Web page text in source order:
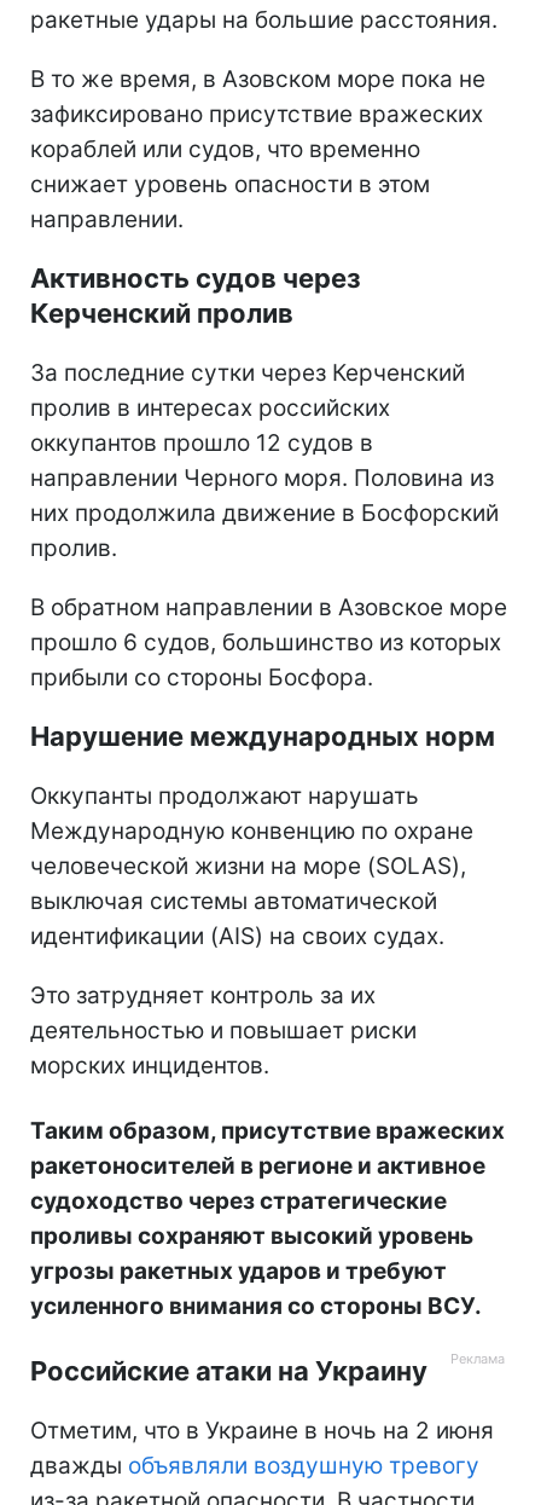
ракетные удары на большие расстояния.
В то же время, в Азовском море пока не
зафиксировано присутствие вражеских
кораблей или судов, что временно
снижает уровень опасности в этом
направлении.
Активность судов через
Керченский пролив
За последние сутки через Керченский
пролив в интересах российских
оккупантов прошло 12 судов в
направлении Черного моря. Половина из
них продолжила движение в Босфорский
пролив.
В обратном направлении в Азовское море
прошло 6 судов, большинство из которых
прибыли со стороны Босфора.
Нарушение международных норм
Оккупанты продолжают нарушать
Международную конвенцию по охране
человеческой жизни на море (SOLAS),
выключая системы автоматической
идентификации (AIS) на своих судах.
Это затрудняет контроль за их
деятельностью и повышает риски
морских инцидентов.
Таким образом, присутствие вражеских
ракетоносителей в регионе и активное
судоходство через стратегические
проливы сохраняют высокий уровень
угрозы ракетных ударов и требуют
усиленного внимания со стороны ВСУ.
Российские атаки на Украину
Отметим, что в Украине в ночь на 2 июня
дважды объявляли воздушную тревогу